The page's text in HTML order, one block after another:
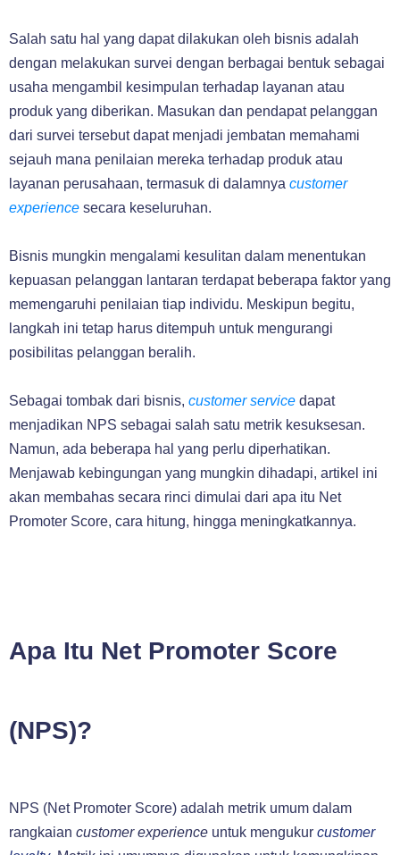
Salah satu hal yang dapat dilakukan oleh bisnis adalah
dengan melakukan survei dengan berbagai bentuk sebagai
usaha mengambil kesimpulan terhadap layanan atau
produk yang diberikan. Masukan dan pendapat pelanggan
dari survei tersebut dapat menjadi jembatan memahami
sejauh mana penilaian mereka terhadap produk atau
layanan perusahaan, termasuk di dalamnya customer
experience secara keseluruhan.
Bisnis mungkin mengalami kesulitan dalam menentukan
kepuasan pelanggan lantaran terdapat beberapa faktor yang
memengaruhi penilaian tiap individu. Meskipun begitu,
langkah ini tetap harus ditempuh untuk mengurangi
posibilitas pelanggan beralih.
Sebagai tombak dari bisnis, customer service dapat
menjadikan NPS sebagai salah satu metrik kesuksesan.
Namun, ada beberapa hal yang perlu diperhatikan.
Menjawab kebingungan yang mungkin dihadapi, artikel ini
akan membahas secara rinci dimulai dari apa itu Net
Promoter Score, cara hitung, hingga meningkatkannya.
Apa Itu Net Promoter Score
(NPS)?
NPS (Net Promoter Score) adalah metrik umum dalam
rangkaian customer experience untuk mengukur customer